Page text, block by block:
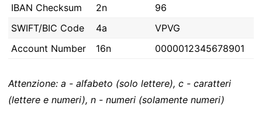
IBAN Checksum
2n
96
SWIFT/BIC Code
4a
VPVG
Account Number
16n 0000012345678901
Attenzione: a - alfabeto (solo lettere), c - caratteri
(lettere e numeri), n - numeri (solamente numeri)